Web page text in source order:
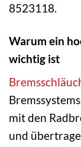
8523118.
Warum ein
wichtig ist
mit den
und